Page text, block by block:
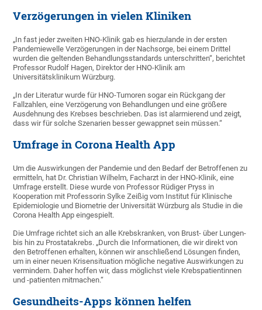
Verzögerungen in vielen Kliniken
„In fast jeder zweiten HNO-Klinik gab es hierzulande in der ersten
Pandemiewelle Verzögerungen in der Nachsorge, bei einem Drittel
wurden die geltenden Behandlungsstandards unterschritten“, berichtet
Professor Rudolf Hagen, Direktor der HNO-Klinik am
Universitätsklinikum Würzburg.
„In der Literatur wurde für HNO-Tumoren sogar ein Rückgang der
Fallzahlen, eine Verzögerung von Behandlungen und eine größere
Ausdehnung des Krebses beschrieben. Das ist alarmierend und zeigt,
dass wir für solche Szenarien besser gewappnet sein müssen.“
Umfrage in Corona Health App
Um die Auswirkungen der Pandemie und den Bedarf der Betroffenen zu
ermitteln, hat Dr. Christian Wilhelm, Facharzt in der HNO-Klinik, eine
Umfrage erstellt. Diese wurde von Professor Rüdiger Pryss in
Kooperation mit Professorin Sylke Zeißig vom Institut für Klinische
Epidemiologie und Biometrie der Universität Würzburg als Studie in die
Corona Health App eingespielt.
Die Umfrage richtet sich an alle Krebskranken, von Brust- über Lungen-
bis hin zu Prostatakrebs. „Durch die Informationen, die wir direkt von
den Betroffenen erhalten, können wir anschließend Lösungen finden,
um in einer neuen Krisensituation mögliche negative Auswirkungen zu
vermindern. Daher hoffen wir, dass möglichst viele Krebspatientinnen
und -patienten mitmachen.“
Gesundheits-Apps können helfen